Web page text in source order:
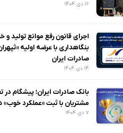
۱۶ دی ۱۴۰۴
اجرای قانون رفع موانع تولید و
بنگاهداری با عرضه اولیه
صادرات ایران
۱۴ دی ۱۴۰۴
بانک صادرات ایران؛ پیشگام در
مشتریان با ثبت «عملکرد خوب» در
۷ دی ۱۴۰۴